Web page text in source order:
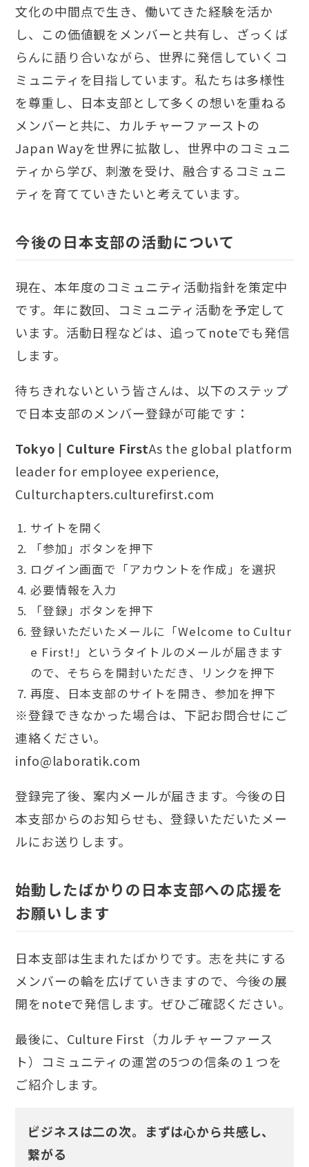
文化の中間点で生き、働いてきた経験を活か
し、この価値観をメンバーと共有し、ざっくば
らんに語り合いながら、世界に発信していくコ
ミュニティを目指しています。私たちは多様性
を尊重し、日本支部として多くの想いを重ねる
メンバーと共に、カルチャーファーストの
Japan Wayを世界に拡散し、世界中のコミュニ
ティから学び、刺激を受け、融合するコミュニ
ティを育てていきたいと考えています。
今後の日本支部の活動について
現在、本年度のコミュニティ活動指針を策定中
です。年に数回、コミュニティ活動を予定して
います。活動日程などは、追ってnoteでも発信
します。
待ちきれないという皆さんは、以下のステップ
で日本支部のメンバー登録が可能です：
Tokyo | Culture FirstAs the global platform
leader for employee experience,
Culturchapters.culturefirst.com
サイト を開く
「参加」ボタンを押下
ログイン画面で「アカウントを作成」を選択
必要情報を入力
「登録」ボタンを押下
登録いただいたメールに「Welcome to Cultur
e First!」というタイトルのメールが届きます
ので、そちらを開封いただき、リンクを押下
再度、日本支部のサイトを開き、参加を押下
※登録できなかった場合は、下記お問合せにご
連絡ください。
info@laboratik.com
登録完了後、案内メールが届きます。今後の日
本支部からのお知らせも、登録いただいたメー
ルにお送りします。
始動したばかりの日本支部への応援を
お願いします
日本支部は生まれたばかりです。志を共にする
メンバーの輪を広げていきますので、今後の展
開をnoteで発信します。ぜひご確認ください。
最後に、Culture First（カルチャーファース
ト）コミュニティの運営の5つの信条の１つを
ご紹介します。
ビジネスは二の次。まずは心から共感し、
繋がる